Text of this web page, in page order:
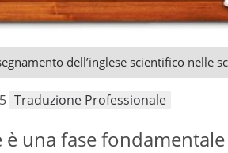
dell’inglese scientifico nelle
Traduzione Professionale
una fase